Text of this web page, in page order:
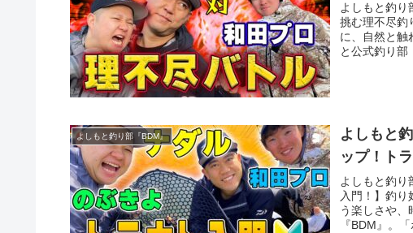
よしもと釣り
挑む理不尽釣
に、自然と触
と公式釣り部
よしもと釣り部『BDM』
よしもと
ップ！ト
よしもと釣り
入門！】釣り
う楽しさや、
『BDM』。